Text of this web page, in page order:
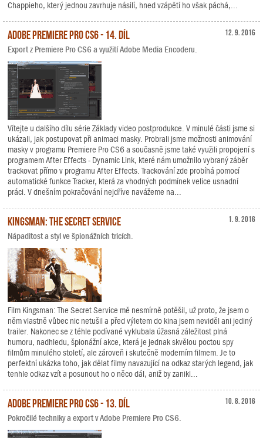
Chappieho, který jednou zavrhuje násilí, hned vzápětí ho však páchá,...
12. 9. 2016
Adobe Premiere Pro CS6 - 14. díl
Export z Premiere Pro CS6 a využití Adobe Media Encoderu.
Vítejte u dalšího dílu série Základy video postprodukce. V minulé části jsme si
ukázali, jak postupovat při animaci masky. Probrali jsme možnosti animování
masky v programu Premiere Pro CS6 a současně jsme také využili propojení s
programem After Effects - Dynamic Link, které nám umožnilo vybraný záběr
trackovat přímo v programu After Effects. Trackování zde probíhá pomocí
automatické funkce Tracker, která za vhodných podmínek velice usnadní
práci. V dnešním pokračování nejdříve navážeme na...
1. 9. 2016
Kingsman: The Secret Service
Nápaditost a styl ve špionážních tricích.
Film Kingsman: The Secret Service mě nesmírně potěšil, už proto, že jsem o
něm vlastně vůbec nic netušil a před výletem do kina jsem neviděl ani jediný
trailer. Nakonec se z téhle podívané vyklubala úžasná záležitost plná
humoru, nadhledu, špionážní akce, která je jednak skvělou poctou spy
filmům minulého století, ale zároveň i skutečně moderním filmem. Je to
perfektní ukázka toho, jak dělat filmy navazující na odkaz starých legend, jak
tenhle odkaz vzít a posunout ho o něco dál, aniž by zanikl...
10. 8. 2016
Adobe Premiere Pro CS6 - 13. díl
Pokročilé techniky a export v Adobe Premiere Pro CS6.